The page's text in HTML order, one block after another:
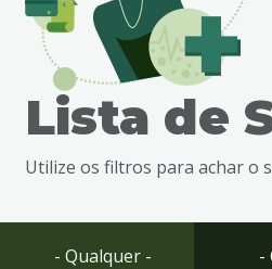
busca
Ir
Lista de
Utilize os filtros para achar o
- Qualquer - -